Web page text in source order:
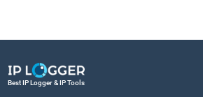
Best IP Logger & IP Tools